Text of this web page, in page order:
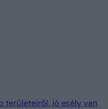
területeiről, jó esély van